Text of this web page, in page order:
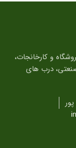
و کارخانجات،
درب های